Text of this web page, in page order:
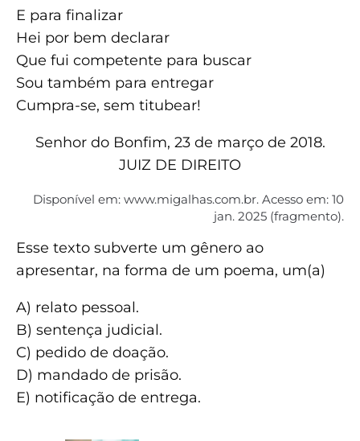
E para finalizar
Hei por bem declarar
Que fui competente para buscar
Sou também para entregar
Cumpra-se, sem titubear!
Senhor do Bonfim, 23 de março de 2018.
JUIZ DE DIREITO
Disponível em: www.migalhas.com.br. Acesso em: 10
jan. 2025 (fragmento).
Esse texto subverte um gênero ao
apresentar, na forma de um poema, um(a)
A) relato pessoal.
B) sentença judicial.
C) pedido de doação.
D) mandado de prisão.
E) notificação de entrega.